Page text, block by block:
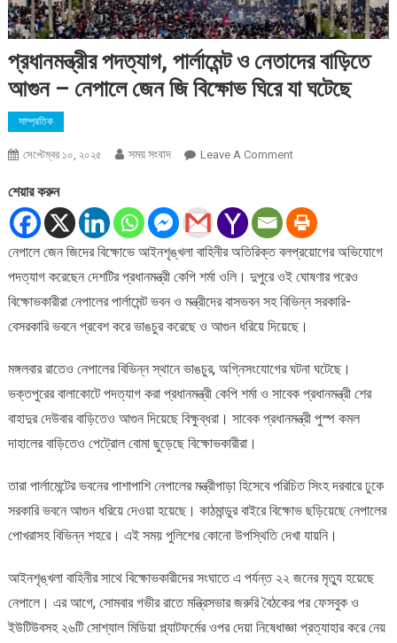
প্রধানমন্ত্রীর পদত্যাগ, পার্লামেন্ট ও নেতাদের বাড়িতে
আগুন – নেপালে জেন জি বিক্ষোভ ঘিরে যা ঘটেছে
সাম্প্রতিক
সেপ্টেম্বর ১০, ২০২৫ সময় সংবাদ Leave A CommentOn
পার্লামেন্ট
ও
নেতাদের
বাড়িতে
আগুন
নেপালে
জি
বিক্ষোভ
ঘিরে
শেয়ার করুন
নেপালে জেন জিদের বিক্ষোভে আইনশৃঙ্খলা বাহিনীর অতিরিক্ত বলপ্রয়োগের অভিযোগে
পদত্যাগ করেছেন দেশটির প্রধানমন্ত্রী কেপি শর্মা ওলি। দুপুরে ওই ঘোষণার পরেও
বিক্ষোভকারীরা নেপালের পার্লামেন্ট ভবন ও মন্ত্রীদের বাসভবন সহ বিভিন্ন সরকারি-
বেসরকারি ভবনে প্রবেশ করে ভাঙচুর করেছে ও আগুন ধরিয়ে দিয়েছে।
মঙ্গলবার রাতেও নেপালের বিভিন্ন স্থানে ভাঙচুর, অগ্নিসংযোগের ঘটনা ঘটেছে।
ভক্তপুরের বালাকোটে পদত্যাগ করা প্রধানমন্ত্রী কেপি শর্মা ও সাবেক প্রধানমন্ত্রী শের
বাহাদুর দেউবার বাড়িতেও আগুন দিয়েছে বিক্ষুব্ধরা। সাবেক প্রধানমন্ত্রী পুস্প কমল
দাহালের বাড়িতেও পেট্রোল বোমা ছুড়েছে বিক্ষোভকারীরা।
তারা পার্লামেন্টের ভবনের পাশাপাশি নেপালের মন্ত্রীপাড়া হিসেবে পরিচিত সিংহ দরবারে ঢুকে
সরকারি ভবনে আগুন ধরিয়ে দেওয়া হয়েছে। কাঠমান্ডুর বাইরে বিক্ষোভ ছড়িয়েছে নেপালের
পোখরাসহ বিভিন্ন শহরে। এই সময় পুলিশের কোনো উপস্থিতি দেখা যায়নি।
আইনশৃঙ্খলা বাহিনীর সাথে বিক্ষোভকারীদের সংঘাতে এ পর্যন্ত ২২ জনের মৃত্যু হয়েছে
নেপালে। এর আগে, সোমবার গভীর রাতে মন্ত্রিসভার জরুরি বৈঠকের পর ফেসবুক ও
ইউটিউবসহ ২৬টি সোশ্যাল মিডিয়া প্ল্যাটফর্মের ওপর দেয়া নিষেধাজ্ঞা প্রত্যাহার করে নেয়